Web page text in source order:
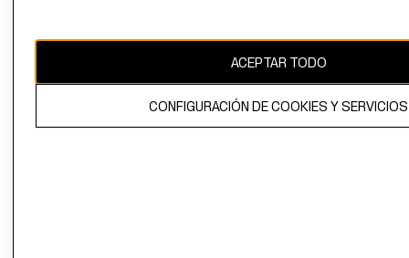
El contenido de esta página web está protegido por copyright y es
propiedad de H&M Hennes & Mauritz AB.ACEPTAR TODO
CONFIGURACIÓN DE COOKIES Y SERVICIOS